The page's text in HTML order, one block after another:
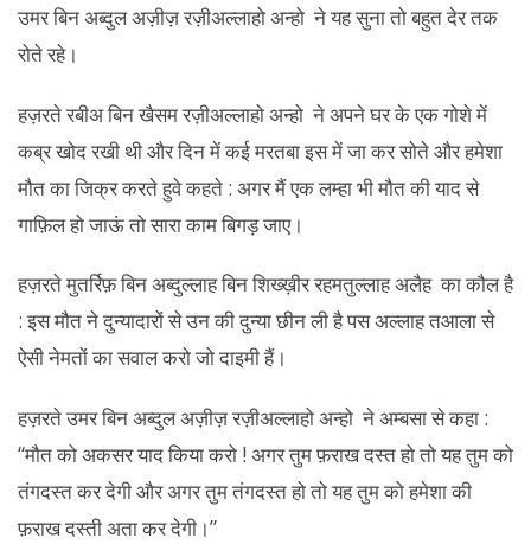
उमर बिन अब्दुल अज़ीज़ रज़ीअल्लाहो अन्हो ने यह सुना तो बहुत देर तक
रोते रहे।
हज़रते रबीअ बिन खैसम रज़ीअल्लाहो अन्हो ने अपने घर के एक गोशे में
कब्र खोद रखी थी और दिन में कई मरतबा इस में जा कर सोते और हमेशा
मौत का जिक्र करते हुवे कहते : अगर मैं एक लम्हा भी मौत की याद से
गाफ़िल हो जाऊं तो सारा काम बिगड़ जाए।
हज़रते मुतर्रिफ़ बिन अब्दुल्लाह बिन शिख्ख़ीर रहमतुल्लाह अलैह का कौल है
: इस मौत ने दुन्यादारों से उन की दुन्या छीन ली है पस अल्लाह तआला से
ऐसी नेमतों का सवाल करो जो दाइमी हैं।
हज़रते उमर बिन अब्दुल अज़ीज़ रज़ीअल्लाहो अन्हो ने अम्बसा से कहा :
“मौत को अकसर याद किया करो ! अगर तुम फ़राख दस्त हो तो यह तुम को
तंगदस्त कर देगी और अगर तुम तंगदस्त हो तो यह तुम को हमेशा की
फ़राख दस्ती अता कर देगी।”